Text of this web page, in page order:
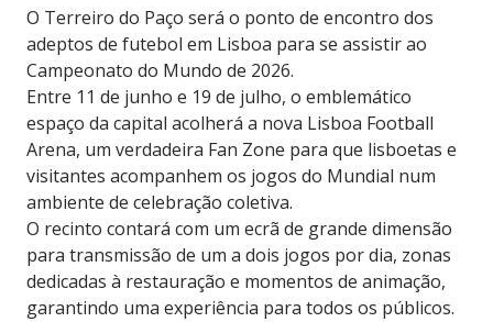
O Terreiro do Paço será o ponto de encontro dos
adeptos de futebol em Lisboa para se assistir ao
Campeonato do Mundo de 2026.
Entre 11 de junho e 19 de julho, o emblemático
espaço da capital acolherá a nova Lisboa Football
Arena, um verdadeira Fan Zone para que lisboetas e
visitantes acompanhem os jogos do Mundial num
ambiente de celebração coletiva.
O recinto contará com um ecrã de grande dimensão
para transmissão de um a dois jogos por dia, zonas
dedicadas à restauração e momentos de animação,
garantindo uma experiência para todos os públicos.